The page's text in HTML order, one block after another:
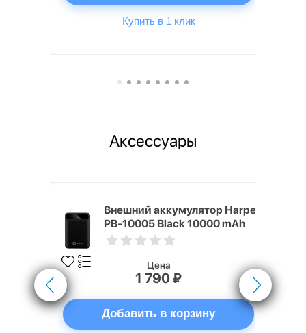
Купить в 1 клик
Аксессуары
Внешний аккумулятор Harper
PB-10005 Black 10000 mAh
Цена
1 790 ₽
Добавить в корзину